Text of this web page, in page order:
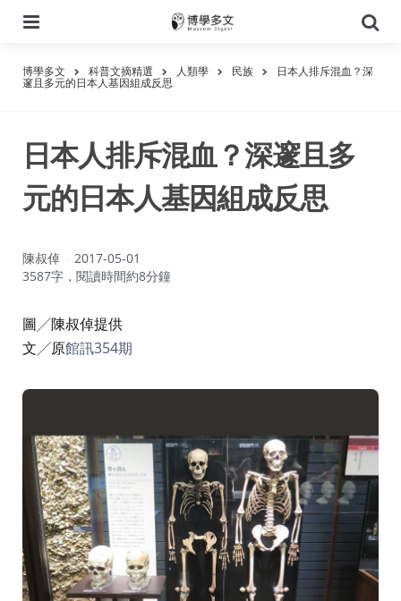
尋
博學多文 科普文摘精選 人類學 民族 日本人排斥混血？深
邃且多元的日本人基因組成反思
日本人排斥混血？深邃且多
元的日本人基因組成反思
作
者：
陳叔倬
2017-05-01
3587字，閱讀時間約8分鐘
圖╱陳叔倬提供
文╱原館訊354期